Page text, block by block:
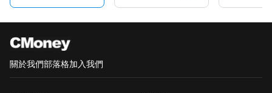
關於我們部落格加入我們